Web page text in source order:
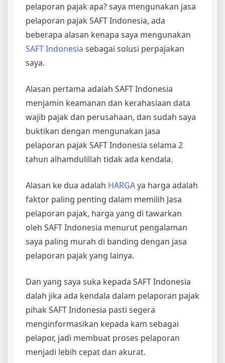
pelaporan pajak apa? saya mengunakan jasa
pelaporan pajak SAFT Indonesia, ada
beberapa alasan kenapa saya mengunakan
SAFT Indonesia sebagai solusi perpajakan
saya.
Alasan pertama adalah SAFT Indonesia
menjamin keamanan dan kerahasiaan data
wajib pajak dan perusahaan, dan sudah saya
buktikan dengan mengunakan jasa
pelaporan pajak SAFT Indonesia selama 2
tahun alhamdulillah tidak ada kendala.
Alasan ke dua adalah HARGAya harga adalah
faktor paling penting dalam memilih Jasa
pelaporan pajak, harga yang di tawarkan
oleh SAFT Indonesia menurut pengalaman
saya paling murah di banding dengan jasa
pelaporan pajak yang lainya.
Dan yang saya suka kepada SAFT Indonesia
dalah jika ada kendala dalam pelaporan pajak
pihak SAFT Indonesia pasti segera
menginformasikan kepada kam sebagai
pelapor, jadi membuat proses pelaporan
menjadi lebih cepat dan akurat.